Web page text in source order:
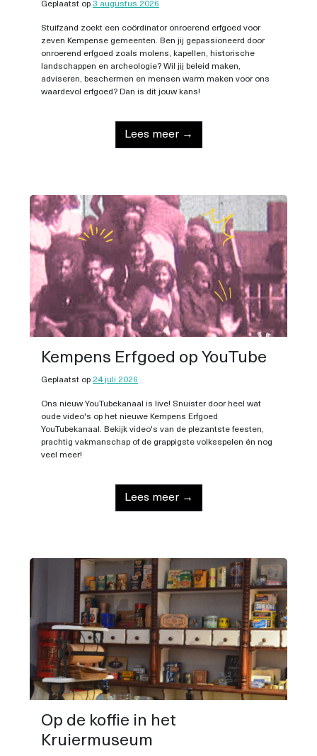
Geplaatst op 3 augustus 2026
Stuifzand zoekt een coördinator onroerend erfgoed voor
zeven Kempense gemeenten. Ben jij gepassioneerd door
onroerend erfgoed zoals molens, kapellen, historische
landschappen en archeologie? Wil jij beleid maken,
adviseren, beschermen en mensen warm maken voor ons
waardevol erfgoed? Dan is dit jouw kans!
Lees meer →
Kempens Erfgoed op YouTube
Geplaatst op 24 juli 2026
Ons nieuw YouTubekanaal is live! Snuister door heel wat
oude video's op het nieuwe Kempens Erfgoed
YouTubekanaal. Bekijk video's van de plezantste feesten,
prachtig vakmanschap of de grappigste volksspelen én nog
veel meer!
Lees meer →
Op de koffie in het
Kruiermuseum